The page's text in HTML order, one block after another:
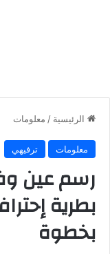
الرئيسية / معلومات
معلومات ترفيهي
رسم عين
بطرية
بخطوة